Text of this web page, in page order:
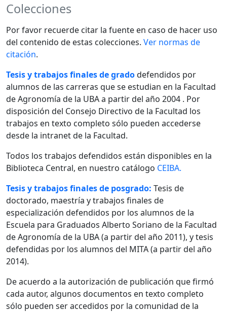
Colecciones
Por favor recuerde citar la fuente en caso de hacer uso
del contenido de estas colecciones. Ver normas de
citación.
Tesis y trabajos finales de gradodefendidos por
alumnos de las carreras que se estudian en la Facultad
de Agronomía de la UBA a partir del año 2004 . Por
disposición del Consejo Directivo de la Facultad los
trabajos en texto completo sólo pueden accederse
desde la intranet de la Facultad.
Todos los trabajos defendidos están disponibles en la
Biblioteca Central, en nuestro catálogo CEIBA.
Tesis y trabajos finales de posgrado: Tesis de
doctorado, maestría y trabajos finales de
especialización defendidos por los alumnos de la
Escuela para Graduados Alberto Soriano de la Facultad
de Agronomía de la UBA (a partir del año 2011), y tesis
defendidas por los alumnos del MITA (a partir del año
2014).
De acuerdo a la autorización de publicación que firmó
cada autor, algunos documentos en texto completo
sólo pueden ser accedidos por la comunidad de la